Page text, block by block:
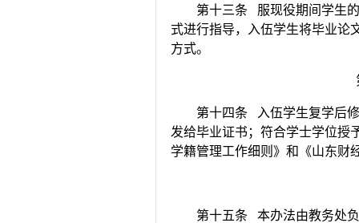
第十三条 服现役期间学生
式进行指导，入伍学生将毕业论
方式。
第十四条 入伍学生复学后
发给毕业证书；符合学士学位授
学籍管理工作细则》和《山东财
第十五条 本办法由教务处